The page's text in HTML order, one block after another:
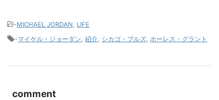
-MICHAEL JORDAN
LIFE
-マイケル・ジョーダン 紹介 シカゴ・ブルズ ホーレス・グラント
comment